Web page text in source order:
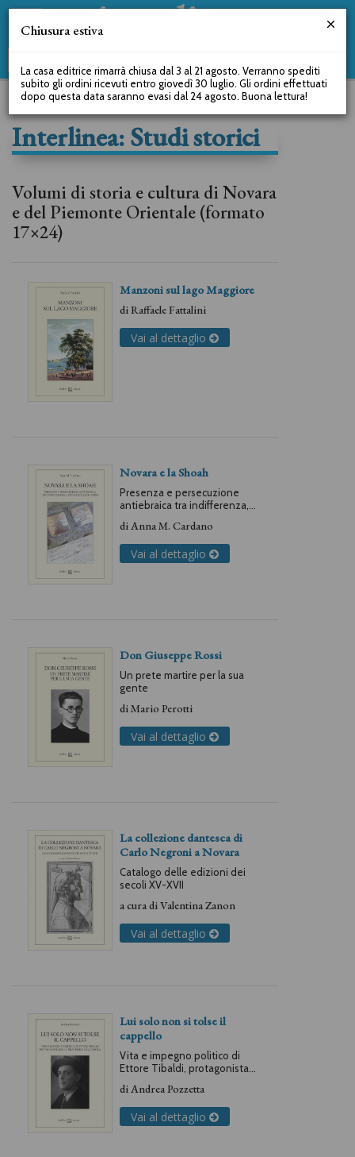
Interlinea: Studi storici
Volumi di storia e cultura di Novara
e del Piemonte Orientale (formato
17×24)
Manzoni sul lago Maggiore
diRaffaele Fattalini
Vai al dettaglio
Novara e la Shoah
Presenza e persecuzione
antiebraica tra indifferenza,
diAnna M. Cardano
Vai al dettaglio
Don Giuseppe Rossi
Un prete martire per la sua
gente
diMario Perotti
Vai al dettaglio
La collezione dantesca di
Carlo Negroni a Novara
Catalogo delle edizioni dei
secoli XV-XVII
a cura diValentina Zanon
Vai al dettaglio
Lui solo non si tolse il
cappello
Vita e impegno politico di
Ettore Tibaldi, protagonista
diAndrea Pozzetta
Vai al dettaglio
Chiusura estiva
La casa editrice rimarrà chiusa dal 3 al 21 agosto. Verranno spediti
subito gli ordini ricevuti entro giovedì 30 luglio. Gli ordini effettuati
dopo questa data saranno evasi dal 24 agosto. Buona lettura!